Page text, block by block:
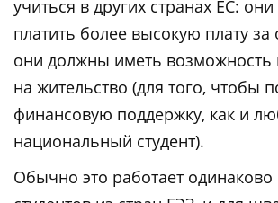
учиться в других странах ЕС:
платить более высокую плату за
они должны иметь возможность
на жительство (для того, чтобы
финансовую поддержку, как и
национальный студент).
Обычно это работает одинаково